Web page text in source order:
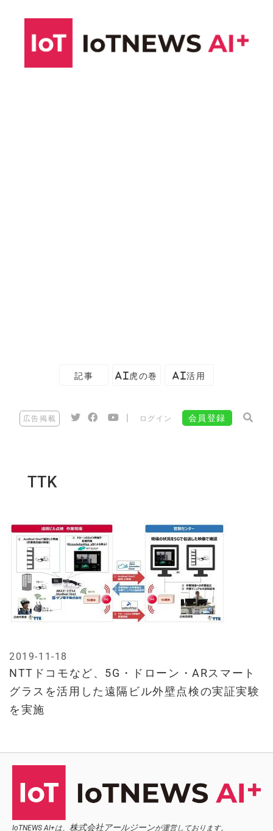
記事 AI虎の巻 AI活用
広告掲載 ログイン 会員登録
TTK
NTTドコモなど、5G・ドローン・ARスマート
グラスを活用した遠隔ビル外壁点検の実証実験
を実施
2019-11-18
IoTNEWS AI+は、 株式会社アールジーンが運営しております。